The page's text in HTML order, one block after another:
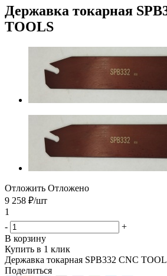
Державка токарная
TOOLS
Отложить Отложено
9 258 ₽/шт
1
-
+
В корзину
Купить в 1 клик
Державка токарная SPB332 CNC
Поделиться